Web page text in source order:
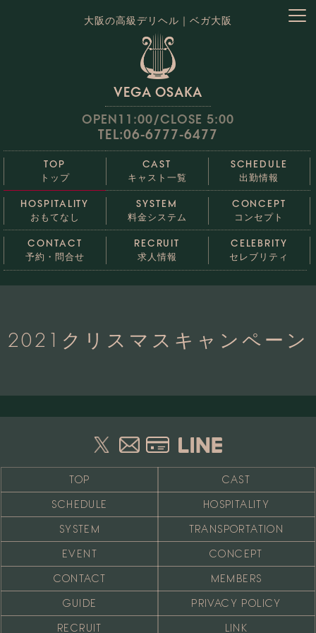
大阪の高級デリヘル｜ベガ大阪
VEGA OSAKA
OPEN11:00/CLOSE 5:00
TEL:06-6777-6477
TOP
トップ
CAST
キャスト一覧
SCHEDULE
出勤情報
HOSPITALITY
おもてなし
SYSTEM
料金システム
CONCEPT
コンセプト
CONTACT
予約・問合せ
RECRUIT
求人情報
CELEBRITY
セレブリティ
2021クリスマスキャンペーン
TOP
CAST
SCHEDULE
HOSPITALITY
SYSTEM
TRANSPORTATION
EVENT
CONCEPT
CONTACT
MEMBERS
GUIDE
PRIVACY POLICY
RECRUIT
LINK